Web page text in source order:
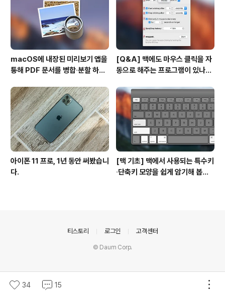
macOS에 내장된 미리보기 앱을
통해 PDF 문서를 병합∙분할 하는
[Q&A] 맥에도 마우스 클릭을 자
동으로 해주는 프로그램이 있나
아이폰 11 프로, 1년 동안 써봤습니
다.
[맥 기초] 맥에서 사용되는 특수키
∙단축키 모양을 쉽게 암기해 봅시
34 15
티스토리 로그인 고객센터
© Daum Corp.